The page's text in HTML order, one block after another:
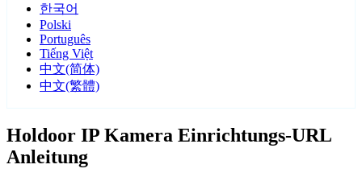
한국어
Polski
Português
Tiếng Việt
中文(简体)
中文(繁體)
Holdoor IP Kamera Einrichtungs-URL
Anleitung